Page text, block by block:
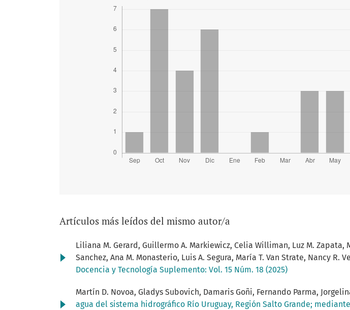
Artículos más leídos del mismo autor/a
Liliana M. Gerard, Guillermo A. Markiewicz, Celia Williman, Luz M.
Sanchez, Ana M. Monasterio, Luis A. Segura, María T. Van Strate, Nancy R.
Docencia y Tecnología Suplemento: Vol. 15 Núm. 18 (2025)
Martín D. Novoa, Gladys Subovich, Damaris Goñi, Fernando Parma,
agua del sistema hidrográfico Río Uruguay, Región Salto Grande;